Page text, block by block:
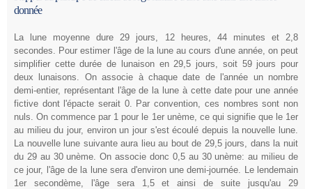
donnée
La lune moyenne dure 29 jours, 12 heures, 44 minutes et 2,8
secondes. Pour estimer l'âge de la lune au cours d'une année, on peut
simplifier cette durée de lunaison en 29,5 jours, soit 59 jours pour
deux lunaisons. On associe à chaque date de l'année un nombre
demi-entier, représentant l'âge de la lune à cette date pour une année
fictive dont l'épacte serait 0. Par convention, ces nombres sont non
nuls. On commence par 1 pour le 1er unème, ce qui signifie que le 1er
au milieu du jour, environ un jour s'est écoulé depuis la nouvelle lune.
La nouvelle lune suivante aura lieu au bout de 29,5 jours, dans la nuit
du 29 au 30 unème. On associe donc 0,5 au 30 unème: au milieu de
ce jour, l'âge de la lune sera d'environ une demi-journée. Le lendemain
1er secondème, l'âge sera 1,5 et ainsi de suite jusqu'au 29